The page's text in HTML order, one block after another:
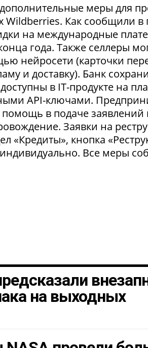
меры для
Wildberries. Как сообщили в
на международные
года. Также селлеры
нейросети (карточки
и доставку). Банк
в IT-продукте на
API-ключами.
в подаче заявлений
Заявки на
«Кредиты», кнопка
Все меры
на выходных